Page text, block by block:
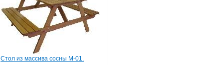
Стол из массива сосны М-01.